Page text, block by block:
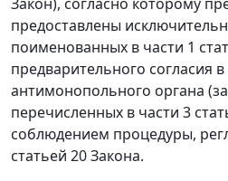
Закон), согласно которому
предоставлены
поименованных в части 1
предварительного согласия
антимонопольного органа
перечисленных в части 3
соблюдением процедуры,
статьей 20 Закона.